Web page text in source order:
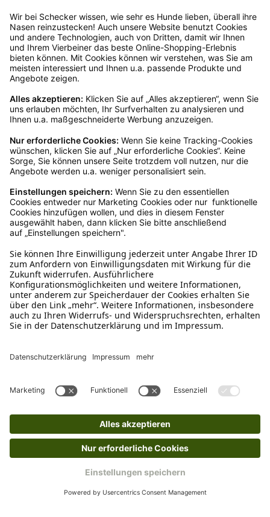
Bitte fülle das Rücksendeformular aus. Dieses
findest du online. Verpacke die Artikel
anschließend sicher und klebe das
Rücksendeetikett auf das Paket. Dieses kannst du
dir in deinem Kundenkonto anfordern. Hast du als
verkauf@schecker.de oder rufe zu unseren
Servicezeiten an, dann lassen wir dir ein
Kundenservice
Mo – Fr 9 – 17 Uhr, Sa 9 – 13 Uhr
Ruf uns an
04942-60 64 080
Schreibe uns
+49 1520 8997191
Tritt unserem Newsletter bei